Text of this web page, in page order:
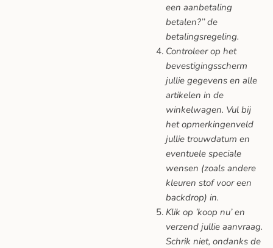
een aanbetaling
betalen?’’ de
betalingsregeling.
Controleer op het
bevestigingsscherm
jullie gegevens en alle
artikelen in de
winkelwagen. Vul bij
het opmerkingenveld
jullie trouwdatum en
eventuele speciale
wensen (zoals andere
kleuren stof voor een
backdrop) in.
Klik op ’koop nu’ en
verzend jullie aanvraag.
Schrik niet, ondanks de